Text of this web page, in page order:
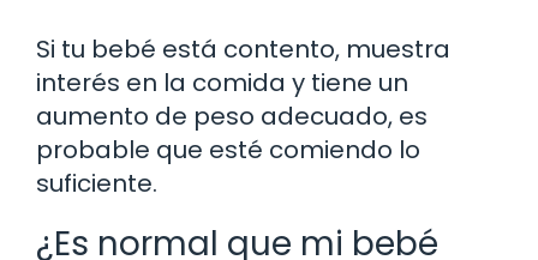
Si tu bebé está contento, muestra
interés en la comida y tiene un
aumento de peso adecuado, es
probable que esté comiendo lo
suficiente.
¿Es normal que mi bebé